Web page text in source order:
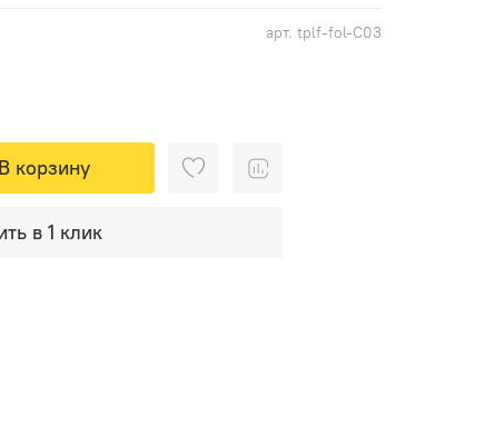
арт. tplf-fol-С03
В корзину
в 1 клик